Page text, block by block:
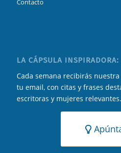
Contacto
LA CÁPSULA INSPIRADORA:
Cada semana recibirás
tu email, con citas y frases
escritoras y mujeres relevantes.